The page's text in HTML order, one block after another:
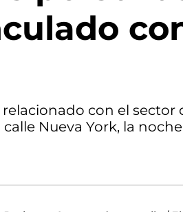
con el sector
Nueva York, la